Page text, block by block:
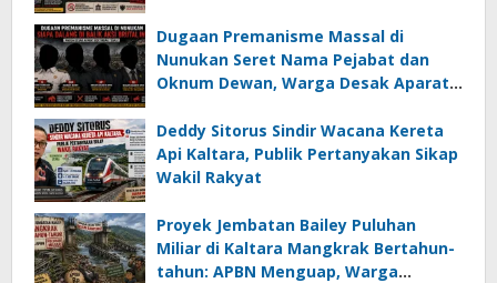
Dugaan Premanisme Massal di
Nunukan Seret Nama Pejabat dan
Oknum Dewan, Warga Desak Aparat
Deddy Sitorus Sindir Wacana Kereta
Api Kaltara, Publik Pertanyakan Sikap
Wakil Rakyat
Proyek Jembatan Bailey Puluhan
Miliar di Kaltara Mangkrak Bertahun-
tahun: APBN Menguap, Warga